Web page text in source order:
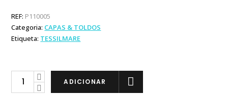
REF: P110005
Categoria: CAPAS & TOLDOS
Etiqueta: TESSILMARE
Tessilmare
ADICIONAR